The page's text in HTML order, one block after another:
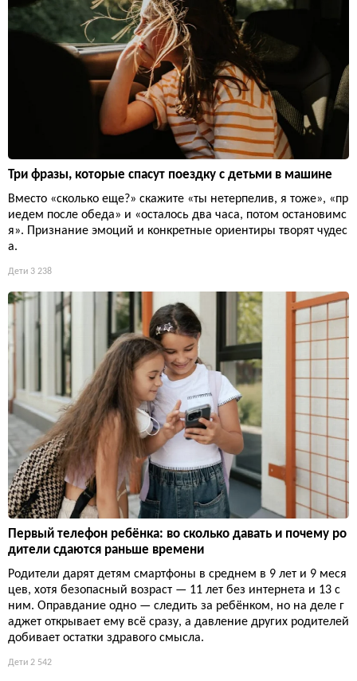
Три фразы, которые спасут поездку с детьми в машине
Вместо «сколько еще?» скажите «ты нетерпелив, я тоже», «пр
иедем после обеда» и «осталось два часа, потом остановимс
я». Признание эмоций и конкретные ориентиры творят чудес
а.
Дети 3 238
Первый телефон ребёнка: во сколько давать и почему ро
дители сдаются раньше времени
Родители дарят детям смартфоны в среднем в 9 лет и 9 меся
цев, хотя безопасный возраст — 11 лет без интернета и 13 с
ним. Оправдание одно — следить за ребёнком, но на деле г
аджет открывает ему всё сразу, а давление других родителей
добивает остатки здравого смысла.
Дети 2 542